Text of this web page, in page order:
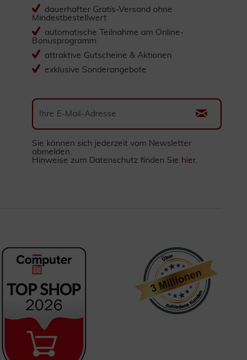
dauerhafter Gratis-Versand ohne
Mindestbestellwert
automatische Teilnahme am Online-
Bonusprogramm
attraktive Gutscheine & Aktionen
exklusive Sonderangebote
Sie können sich jederzeit vom Newsletter
abmelden.
Hinweise zum Datenschutz finden Sie hier.